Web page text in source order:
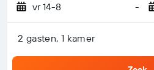
vr 14-8 -
2 gasten, 1 kamer